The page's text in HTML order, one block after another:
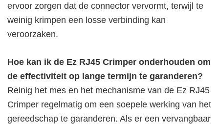
ervoor zorgen dat de connector vervormt, terwijl te
weinig krimpen een losse verbinding kan
veroorzaken.
Hoe kan ik de Ez RJ45 Crimper onderhouden om
de effectiviteit op lange termijn te garanderen?
Reinig het mes en het mechanisme van de Ez RJ45
Crimper regelmatig om een soepele werking van het
gereedschap te garanderen. Als er een vervangbaar